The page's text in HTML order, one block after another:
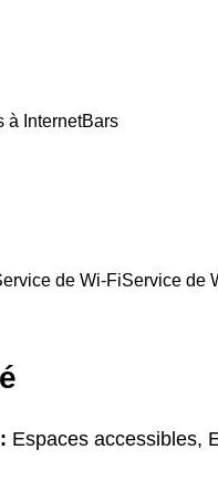
à InternetBars
de Wi-FiService de
Espaces accessibles,